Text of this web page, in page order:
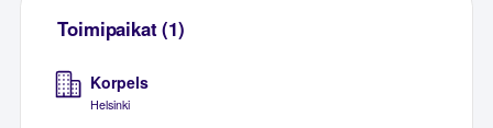
Toimipaikat (1)
Korpels
Helsinki